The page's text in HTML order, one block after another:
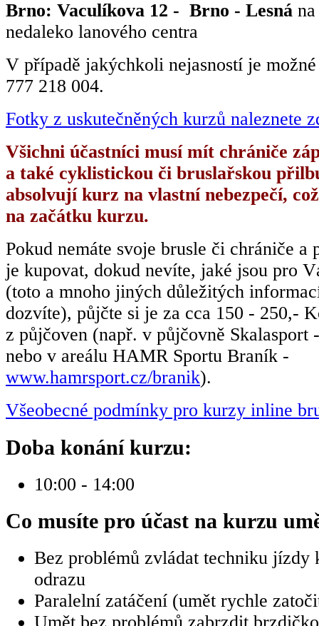
Brno: Vaculíkova 12 - Brno - Lesná
nedaleko lanového centra
V případě jakýchkoli nejasností je
777 218 004.
Fotky z uskutečněných kurzů naleznete
Všichni účastníci musí mít chrániče
a také cyklistickou či bruslařskou
absolvují kurz na vlastní nebezpečí,
na začátku kurzu.
Pokud nemáte svoje brusle či chrániče a
je kupovat, dokud nevíte, jaké jsou pro
(toto a mnoho jiných důležitých
dozvíte), půjčte si je za cca 150 - 250,-
z půjčoven (např. v půjčovně Skalasport
nebo v areálu HAMR Sportu Braník -
www.hamrsport.cz/branik).
Všeobecné podmínky pro kurzy inline
Doba konání kurzu:
10:00 - 14:00
Co musíte pro účast na kurzu
Bez problémů zvládat techniku jízdy
odrazu
Paralelní zatáčení (umět rychle